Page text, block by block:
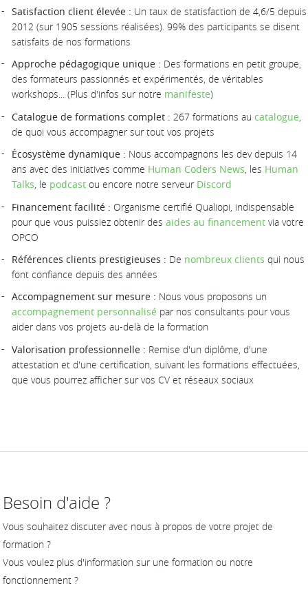
Satisfaction client élevée : Un taux de statisfaction de 4,6/5 depuis
2012 (sur 1905 sessions réalisées). 99% des participants se disent
satisfaits de nos formations
Approche pédagogique unique : Des formations en petit groupe,
des formateurs passionnés et expérimentés, de véritables
workshops... (Plus d'infos sur notre manifeste)
Catalogue de formations complet : 267 formations au catalogue
de quoi vous accompagner sur tout vos projets
Écosystème dynamique : Nous accompagnons les dev depuis 14
ans avec des initiatives comme Human Coders News, les Human
Talks, le podcast ou encore notre serveur Discord
Financement facilité : Organisme certifié Qualiopi, indispensable
pour que vous puissiez obtenir des aides au financement via votre
OPCO
Références clients prestigieuses : De nombreux clients qui nous
font confiance depuis des années
Accompagnement sur mesure : Nous vous proposons un
accompagnement personnalisé par nos consultants pour vous
aider dans vos projets au-delà de la formation
Valorisation professionnelle : Remise d'un diplôme, d'une
attestation et d'une certification, suivant les formations effectuées,
que vous pourrez afficher sur vos CV et réseaux sociaux
Besoin d'aide ?
Vous souhaitez discuter avec nous à propos de votre projet de
formation ?
Vous voulez plus d'information sur une formation ou notre
fonctionnement ?